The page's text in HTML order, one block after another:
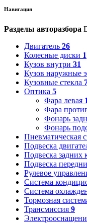
Навигация
Разделы авторазбора
Двигатель 26
Колесные диски 1
Кузов внутри 31
Кузов наружные
Кузовные стекла
Оптика 5
Фара левая 1
Фара
Фонарь
Фонарь
Пневматическая
Подвеска
Подвеска задних
Подвеска
Рулевое
Система
Система
Тормозная
Трансмиссия 9